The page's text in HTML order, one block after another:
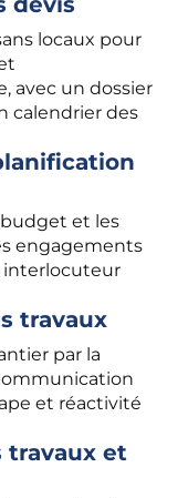
locaux pour
avec un dossier
calendrier des
et les
engagements
interlocuteur
travaux
par la
et réactivité
travaux et